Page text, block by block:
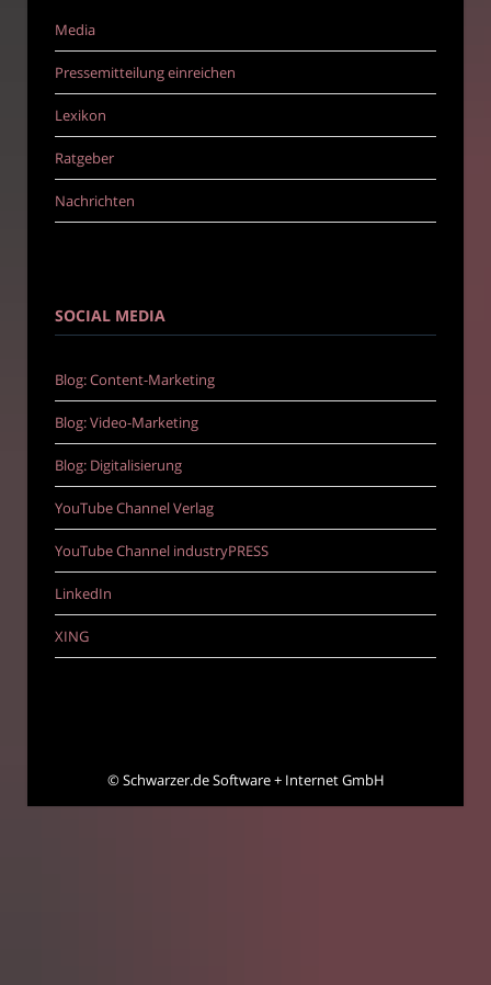
Media
Pressemitteilung einreichen
Lexikon
Ratgeber
Nachrichten
SOCIAL MEDIA
Blog: Content-Marketing
Blog: Video-Marketing
Blog: Digitalisierung
YouTube Channel Verlag
YouTube Channel industryPRESS
LinkedIn
XING
©Schwarzer.de Software + Internet GmbH